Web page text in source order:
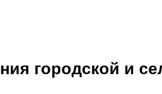
городской и